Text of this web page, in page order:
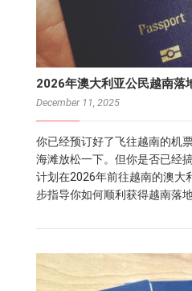
2026年澳大利亚公民越南落
December 11, 2025
你已经预订好了飞往越南的机
海滩放松一下。但你是否已经
计划在2026年前往越南的澳大
步指导你如何顺利获得越南落地